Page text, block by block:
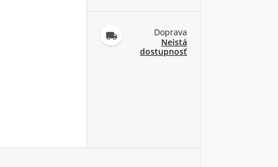

Doprava
Neistá
dostupnosť